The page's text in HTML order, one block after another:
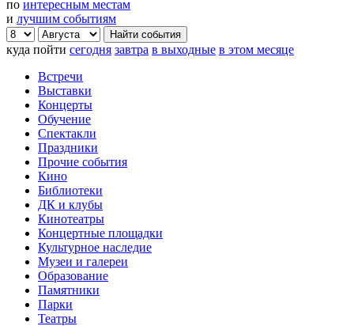
по интересным местам
и лучшим событиям
куда пойти сегодня завтра в выходные в этом месяце
Встречи
Выставки
Концерты
Обучение
Спектакли
Праздники
Прочие события
Кино
Библиотеки
ДК и клубы
Кинотеатры
Концертные площадки
Культурное наследие
Музеи и галереи
Образование
Памятники
Парки
Театры